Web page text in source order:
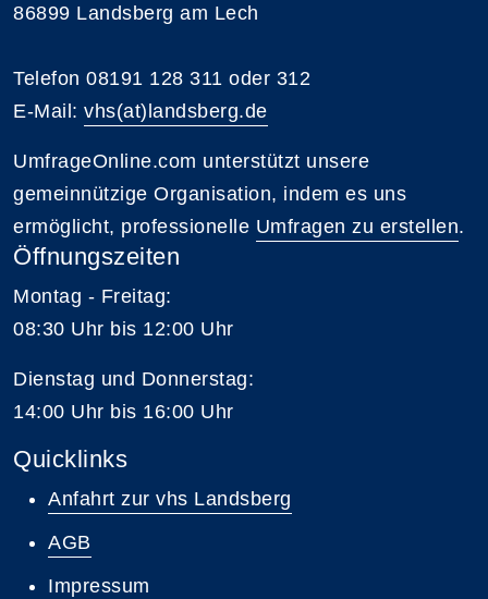
86899 Landsberg am Lech
Telefon 08191 128 311 oder 312
E-Mail: vhs(at)landsberg.de
UmfrageOnline.com unterstützt unsere
gemeinnützige Organisation, indem es uns
ermöglicht, professionelle Umfragen zu erstellen.
Öffnungszeiten
Montag - Freitag:
08:30 Uhr bis 12:00 Uhr
Dienstag und Donnerstag:
14:00 Uhr bis 16:00 Uhr
Quicklinks
Anfahrt zur vhs Landsberg
AGB
Impressum